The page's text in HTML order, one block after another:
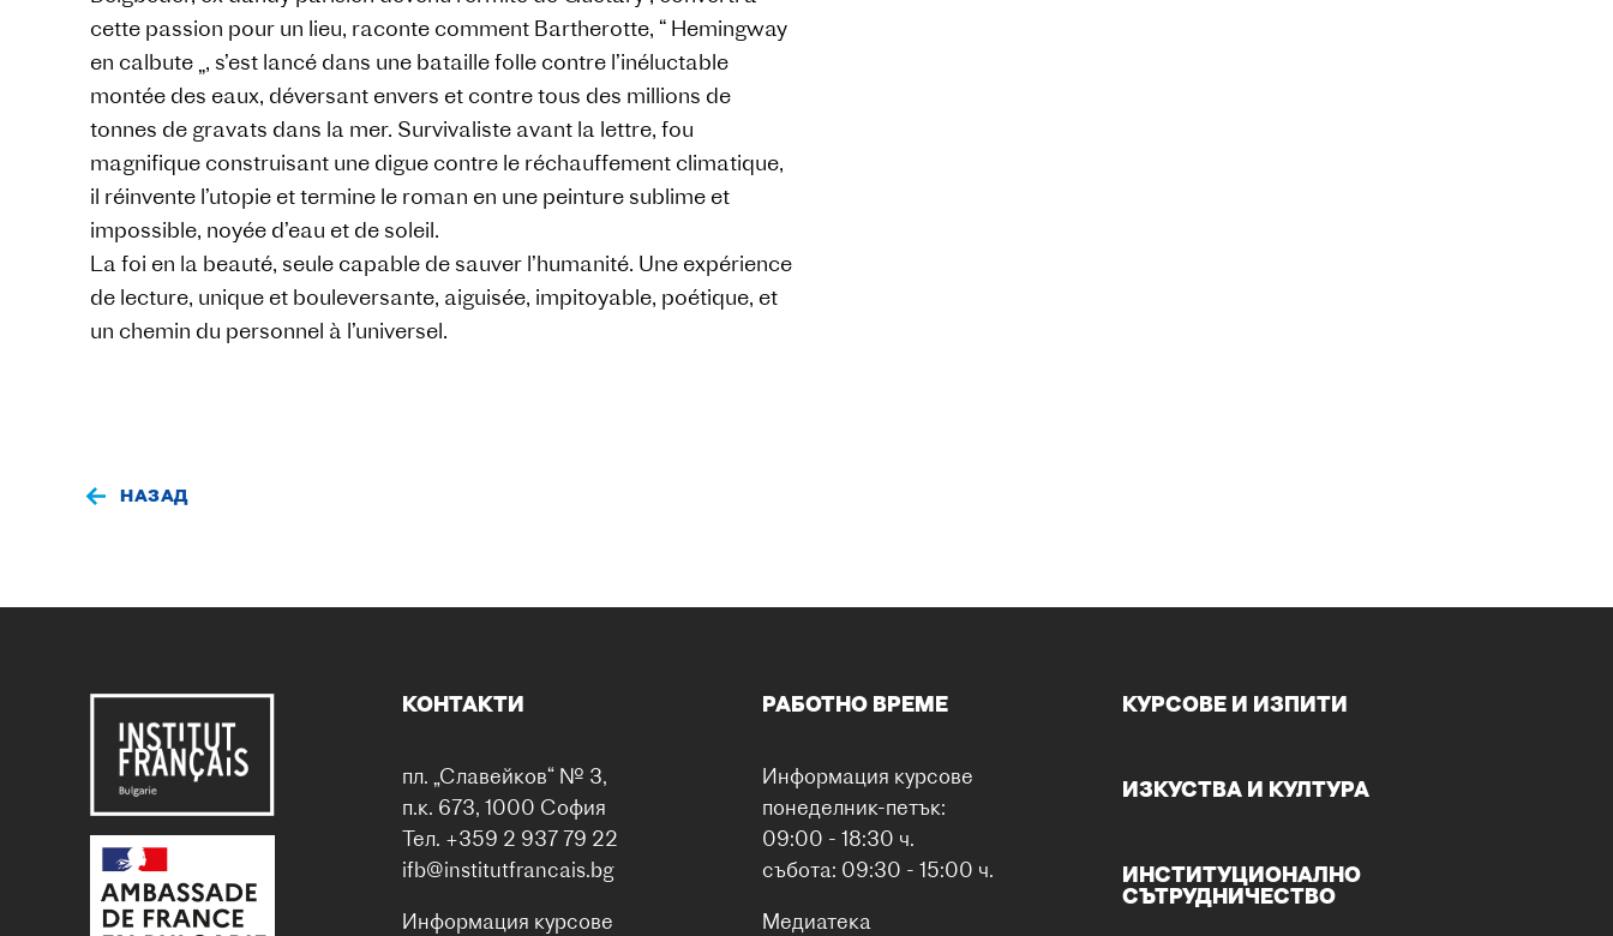
cette passion pour un lieu, raconte comment Bartherotte, “ Hemingway
en calbute „, s’est lancé dans une bataille folle contre l’inéluctable
montée des eaux, déversant envers et contre tous des millions de
tonnes de gravats dans la mer. Survivaliste avant la lettre, fou
magnifique construisant une digue contre le réchauffement climatique,
il réinvente l’utopie et termine le roman en une peinture sublime et
impossible, noyée d’eau et de soleil.
La foi en la beauté, seule capable de sauver l’humanité. Une expérience
de lecture, unique et bouleversante, aiguisée, impitoyable, poétique, et
un chemin du personnel à l’universel.
НАЗАД
КОНТАКТИ
пл. „Славейков“ № 3,
п.к. 673, 1000 София
Тел. +359 2 937 79 22
ifb@institutfrancais.bg
Информация курсове
РАБОТНО ВРЕМЕ
Информация курсове
понеделник-петък:
09:00 - 18:30 ч.
събота: 09:30 - 15:00 ч.
Медиатека
КУРСОВЕ И ИЗПИТИ
ИЗКУСТВА И КУЛТУРА
ИНСТИТУЦИОНАЛНО
СЪТРУДНИЧЕСТВО